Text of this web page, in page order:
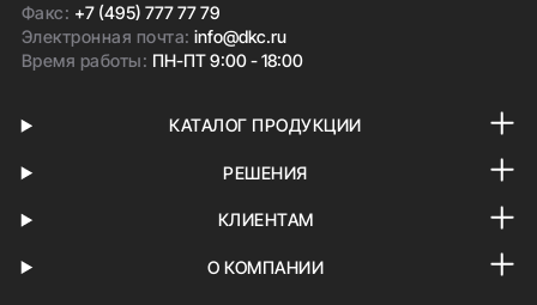
Факс: +7 (495) 777 77 79
Электронная почта:info@dkc.ru
Время работы: ПН-ПТ 9:00 - 18:00
КАТАЛОГ ПРОДУКЦИИ
РЕШЕНИЯ
КЛИЕНТАМ
О КОМПАНИИ